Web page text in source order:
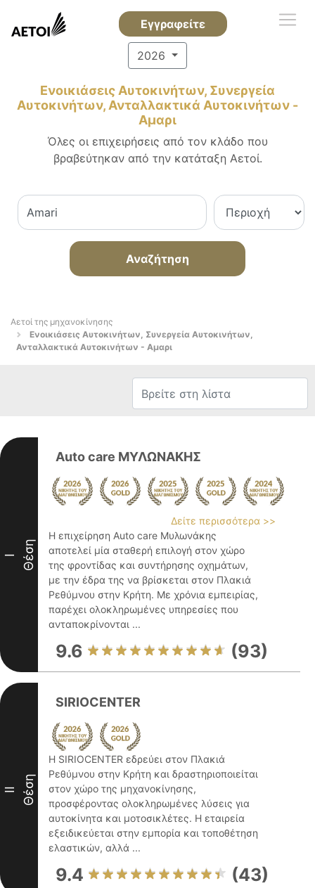
Εγγραφείτε
2026
Ενοικιάσεις Αυτοκινήτων, Συνεργεία
Αυτοκινήτων, Ανταλλακτικά Αυτοκινήτων -
Αμαρι
Όλες οι επιχειρήσεις από τον κλάδο που
βραβεύτηκαν από την κατάταξη Αετοί.
Αναζήτηση
Αετοί της μηχανοκίνησης
Ενοικιάσεις Αυτοκινήτων, Συνεργεία Αυτοκινήτων,
Ανταλλακτικά Αυτοκινήτων - Αμαρι
I Θέση
Auto care ΜΥΛΩΝΑΚΗΣ
Δείτε περισσότερα >>
Η επιχείρηση Auto care Μυλωνάκης
αποτελεί μία σταθερή επιλογή στον χώρο
της φροντίδας και συντήρησης οχημάτων,
με την έδρα της να βρίσκεται στον Πλακιά
Ρεθύμνου στην Κρήτη. Με χρόνια εμπειρίας,
παρέχει ολοκληρωμένες υπηρεσίες που
ανταποκρίνονται ...
9.6 (93)
II Θέση
SIRIOCENTER
Η SIRIOCENTER εδρεύει στον Πλακιά
Ρεθύμνου στην Κρήτη και δραστηριοποιείται
στον χώρο της μηχανοκίνησης,
προσφέροντας ολοκληρωμένες λύσεις για
αυτοκίνητα και μοτοσικλέτες. Η εταιρεία
εξειδικεύεται στην εμπορία και τοποθέτηση
ελαστικών, αλλά ...
9.4 (43)